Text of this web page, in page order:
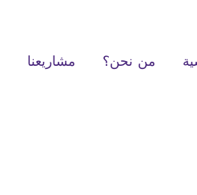
من نحن؟ مشاريعنا